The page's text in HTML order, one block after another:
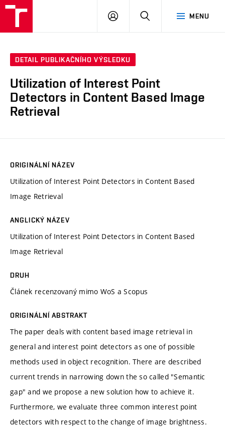
MENU
PŘIHLÁSIT
DETAIL PUBLIKAČNÍHO VÝSLEDKU
Utilization of Interest Point
Detectors in Content Based Image
Retrieval
ORIGINÁLNÍ NÁZEV
Utilization of Interest Point Detectors in Content Based
Image Retrieval
ANGLICKÝ NÁZEV
Utilization of Interest Point Detectors in Content Based
Image Retrieval
DRUH
Článek recenzovaný mimo WoS a Scopus
ORIGINÁLNÍ ABSTRAKT
The paper deals with content based image retrieval in
general and interest point detectors as one of possible
methods used in object recognition. There are described
current trends in narrowing down the so called "Semantic
gap" and we propose a new solution how to achieve it.
Furthermore, we evaluate three common interest point
detectors with respect to the change of image brightness.